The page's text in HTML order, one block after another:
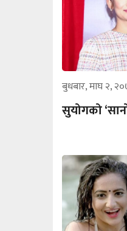
बुधबार, माघ २,
सुयोगको